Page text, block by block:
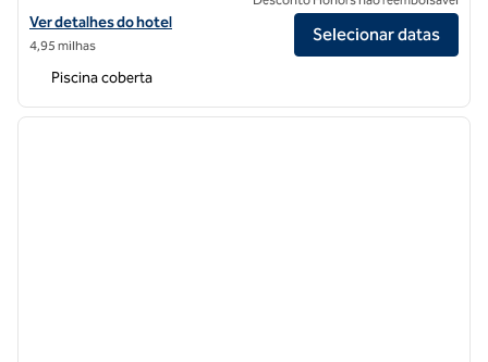
Exibir detalhes do hotel DoubleTree by Hilton Hotel Berkeley Marina
Ver detalhes do hotel
4,95 milhas
Selecionar datas
Piscina coberta
1 de 12